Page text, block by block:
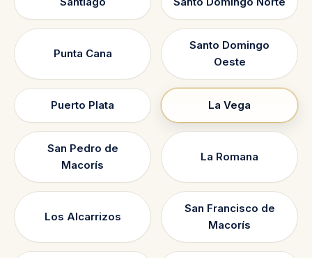
Punta Cana
Santo Domingo
Oeste
Puerto Plata La Vega
San Pedro de
Macorís
La Romana
Los Alcarrizos
San Francisco de
Macorís